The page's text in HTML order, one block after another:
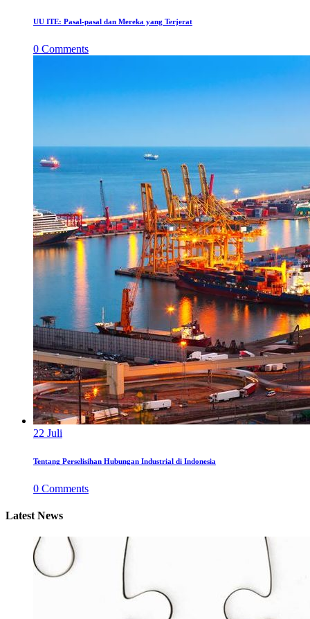
UU ITE: Pasal-pasal dan Mereka yang Terjerat
0 Comments
22 Juli
Tentang Perselisihan Hubungan Industrial di Indonesia
0 Comments
Latest News